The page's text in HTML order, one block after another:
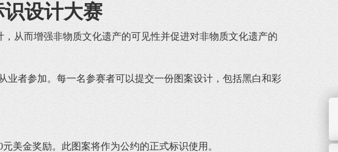
设计大赛
而增强非物质文化遗产的可见性并促进对非物质文化遗产的
者参加。每一名参赛者可以提交一份图案设计，包括黑白和彩
金奖励。此图案将作为公约的正式标识使用。